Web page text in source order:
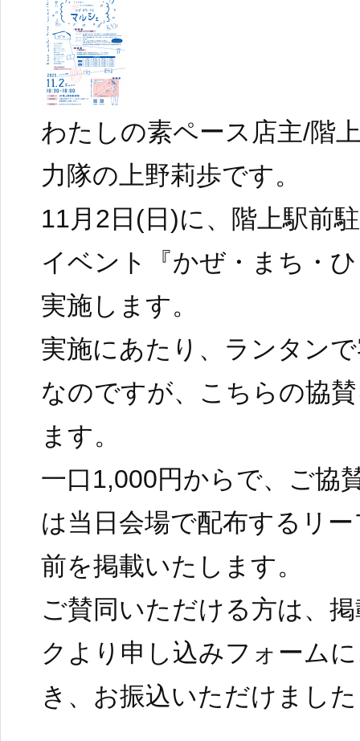
わたしの素ペース店主/階
力隊の上野莉歩です。
11月2日(日)に、階上駅前
イベント『かぜ・まち・
実施します。
実施にあたり、ランタン
なのですが、こちらの協
ます。
一口1,000円からで、ご協
は当日会場で配布するリ
前を掲載いたします。
ご賛同いただける方は、
クより申し込みフォーム
き、お振込いただけまし